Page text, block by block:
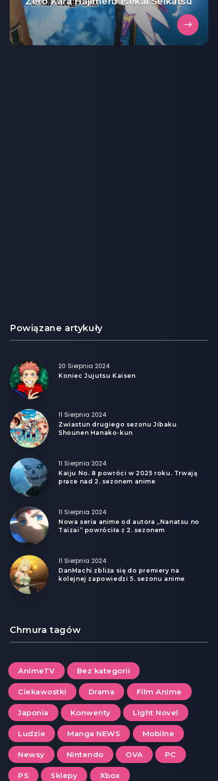
Powiązane artykuły
20 Sierpnia 2024
Koniec Jujutsu Kaisen
11 Sierpnia 2024
Zwiastun drugiego sezonu Jibaku
Shounen Hanako-kun
11 Sierpnia 2024
Kaiju No. 8 powróci w 2025 roku. Trwają
prace nad 2. sezonem anime
11 Sierpnia 2024
Nowa seria anime od autora „Nanatsu no
Taizai” powróciła z 2. sezonem
11 Sierpnia 2024
DanMachi zbliża się do premiery na
kolejnej zapowiedzi 5. sezonu anime
Chmura tagów
AnimeTV Bez kategorii
Ciekawostki Drama Film Anime
Japonia Konwenty Light Novel
Ludzie Manga NEWS Mobilne
Newsy Nintendo OVA PC
PS Sklepy Xbox